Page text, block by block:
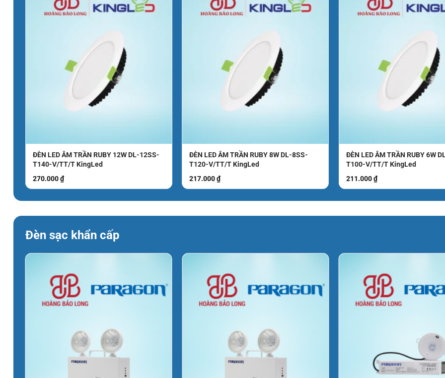
ĐÈN LED ÂM TRẦN RUBY 12W DL-12SS-
T140-V/TT/T KingLed
270.000₫
ĐÈN LED ÂM TRẦN RUBY 8W DL-8SS-
T120-V/TT/T KingLed
217.000₫
ĐÈN LED ÂM TRẦN RUBY 6W
T100-V/TT/T KingLed
211.000₫
Đèn sạc khẩn cấp